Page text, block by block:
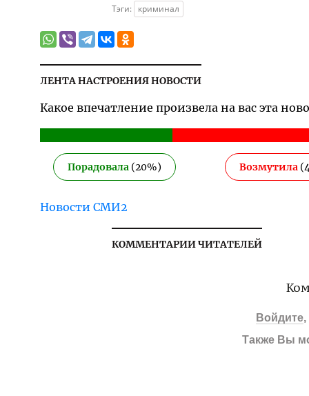
Тэги: криминал
ЛЕНТА НАСТРОЕНИЯ НОВОСТИ
Какое впечатление произвела на вас эта
Порадовала (20%) Возмутила(
Новости СМИ2
КОММЕНТАРИИ ЧИТАТЕЛЕЙ
Войдите
Также Вы